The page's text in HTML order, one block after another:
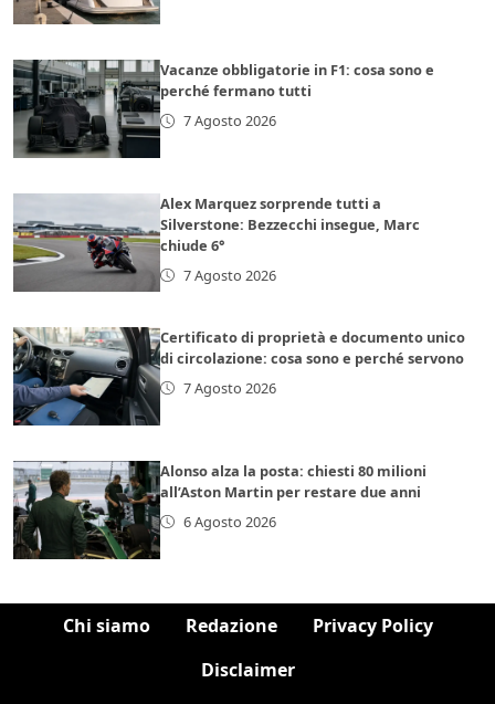
Vacanze obbligatorie in F1: cosa sono e
perché fermano tutti
7 Agosto 2026
Alex Marquez sorprende tutti a
Silverstone: Bezzecchi insegue, Marc
chiude 6°
7 Agosto 2026
Certificato di proprietà e documento unico
di circolazione: cosa sono e perché servono
7 Agosto 2026
Alonso alza la posta: chiesti 80 milioni
all’Aston Martin per restare due anni
6 Agosto 2026
Chi siamo Redazione
Privacy Policy
Disclaimer